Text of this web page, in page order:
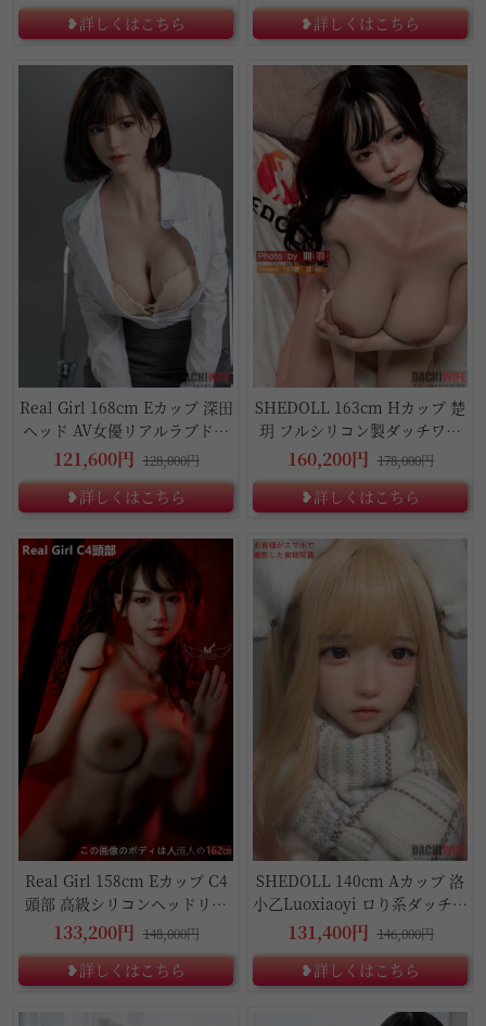
❥詳しくはこちら ❥詳しくはこちら
5%OFF
Real Girl 168cm Eカップ 深田
ヘッド AV女優リアルラブドー
ル
121,600円 128,000円
❥詳しくはこちら
10%OFF
SHEDOLL 163cm Hカップ 楚
玥 フルシリコン製ダッチワイ
フ
160,200円 178,000円
❥詳しくはこちら
10%OFF
Real Girl 158cm Eカップ C4
頭部 高級シリコンヘッドリア
ルドール
133,200円 148,000円
❥詳しくはこちら
10%OFF
SHEDOLL 140cm Aカップ 洛
小乙Luoxiaoyi ロり系ダッチワ
イフ
131,400円 146,000円
❥詳しくはこちら